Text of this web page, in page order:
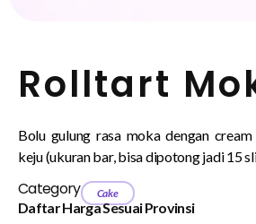
Rolltart
Bolu gulung rasa moka dengan
keju (ukuran bar, bisa dipotong jadi 15
Category Cake
Daftar Harga Sesuai Provinsi